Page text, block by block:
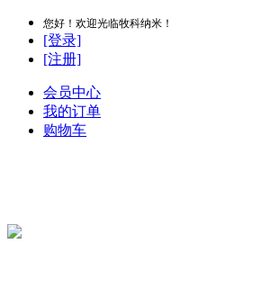
您好！欢迎光临牧科纳米！
[登录]
[注册]
会员中心
我的订单
购物车